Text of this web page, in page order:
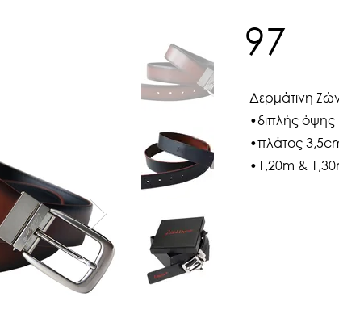
97
Δερμάτινη
•διπλής όψης
•πλάτος
•1,20m &